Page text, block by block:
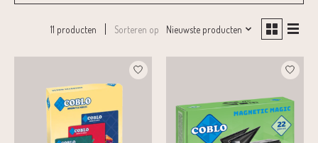
11 producten Sorteren op Nieuwste producten